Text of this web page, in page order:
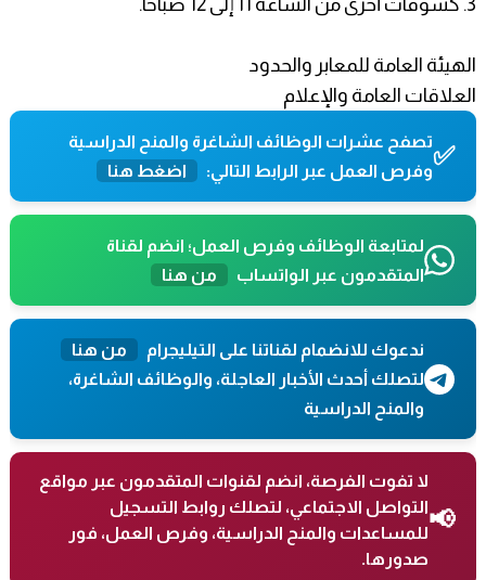
الهيئة العامة للمعابر والحدود
العلاقات العامة والإعلام
✅تصفح عشرات الوظائف الشاغرة والمنح الدراسية
وفرص العمل عبر الرابط التالي:
اضغط هنا
لمتابعة الوظائف وفرص العمل؛ انضم لقناة
المتقدمون عبر الواتساب
من هنا
ندعوك للانضمام لقناتنا على التيليجرام
من هنا
لتصلك أحدث الأخبار العاجلة، والوظائف الشاغرة،
والمنح الدراسية
📢
لا تفوت الفرصة، انضم لقنوات المتقدمون عبر مواقع
التواصل الاجتماعي، لتصلك روابط التسجيل
للمساعدات والمنح الدراسية، وفرص العمل، فور
صدورها.